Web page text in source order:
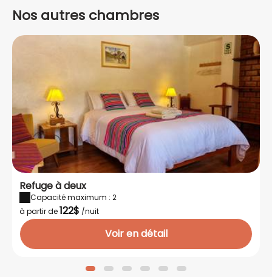
Nos autres chambres
Refuge à deux
Capacité maximum : 2
à partir de122$ /nuit
Voir en détail